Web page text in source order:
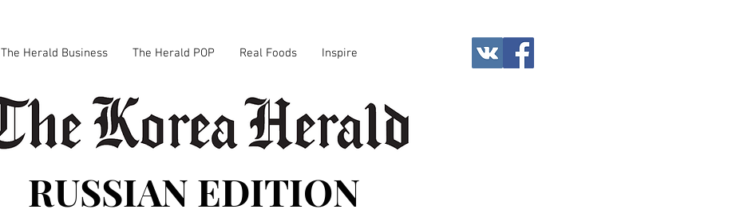
The Herald Business The Herald POP Real Foods Inspire
RUSSIAN EDITION